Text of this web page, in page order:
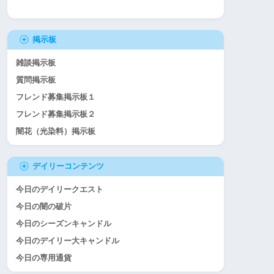
掲示板
雑談掲示板
質問掲示板
フレンド募集掲示板１
フレンド募集掲示板２
闇花（光染料）掲示板
デイリーコンテンツ
今日のデイリークエスト
今日の闇の破片
今日のシーズンキャンドル
今日のデイリー大キャンドル
今日の専用通貨